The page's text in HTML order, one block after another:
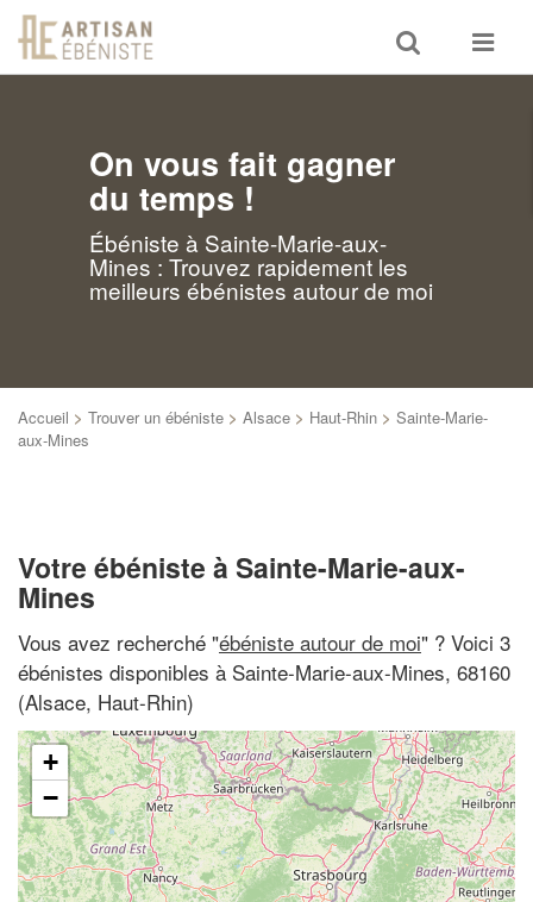
Toggle
search
Toggle
On vous fait gagner
du temps !
Ébéniste à Sainte-Marie-aux-
Mines : Trouvez rapidement les
meilleurs ébénistes autour de moi
Accueil > Trouver un ébéniste > Alsace > Haut-Rhin > Sainte-Marie-
aux-Mines
Votre ébéniste à Sainte-Marie-aux-
Mines
Vous avez recherché "ébéniste autour de moi" ? Voici 3
ébénistes disponibles à Sainte-Marie-aux-Mines, 68160
(Alsace, Haut-Rhin)
+
−